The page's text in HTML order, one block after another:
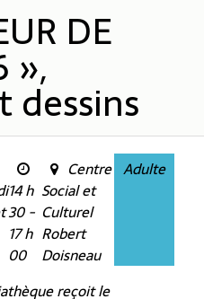
DE
»,
dessins
14 h
30 -
17 h
00
Centre
Social et
Culturel
Robert
Doisneau
Adulte
reçoit le